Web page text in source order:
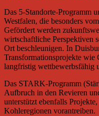
Das 5-Standorte-Programm
Westfalen, die besonders
Gefördert werden
wirtschaftliche Perspektiven
Ort beschleunigen. In
Transformationsprojekte wie
langfristig wettbewerbsfähig
Das STARK-Programm
Aufbruch in den Revieren
unterstützt ebenfalls
Kohleregionen vorantreiben.